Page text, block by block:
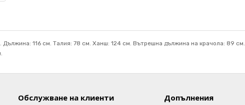
116 см. Талия: 78 см. Ханш: 124 см. Вътрешна дължина на крачола: 89 см.
Обслужване на клиенти Допълнения